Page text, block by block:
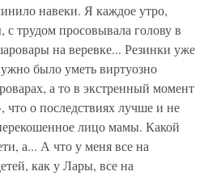
навеки. Я каждое утро,
трудом просо­вывала голову в
на веревке... Резинки уже
было уметь виртуозно
а то в экстрен­ный момент
что о последствиях лучше и не
лицо мамы. Какой
а... А что у меня все на
как у Лары, все на